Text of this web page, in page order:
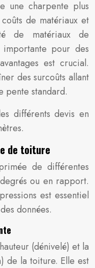
une charpente plus
de matériaux et
de matériaux de
pour des
est crucial.
des surcoûts allant
pente standard.
différents devis en
de toiture
de différentes
ou en rapport.
est essentiel
données.
(dénivelé) et la
de la toiture. Elle est